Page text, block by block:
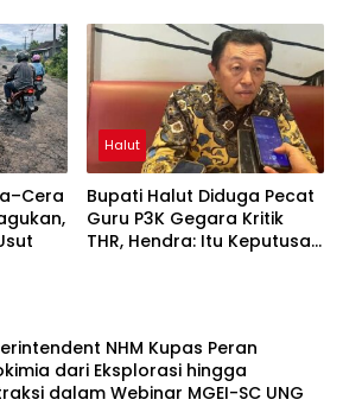
Halut
Bupati Halut Diduga Pecat
Guru P3K Gegara Kritik
THR, Hendra: Itu Keputusan
NHM Kupas Peran
dari Eksplorasi hingga
dalam Webinar MGEI-SC UNG